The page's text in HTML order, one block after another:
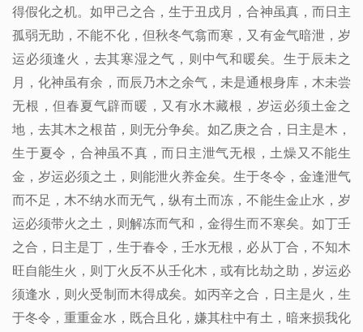
得假化之机。如甲己之合，生于丑戌月，合神虽真，而日主
孤弱无助，不能不化，但秋冬气翕而寒，又有金气暗泄，岁
运必须逢火，去其寒湿之气，则中气和暖矣。生于辰未之
月，化神虽有余，而辰乃木之余气，未是通根身库，木未尝
无根，但春夏气辟而暖，又有水木藏根，岁运必须土金之
地，去其木之根苗，则无分争矣。如乙庚之合，日主是木，
生于夏令，合神虽不真，而日主泄气无根，土燥又不能生
金，岁运必须之土，则能泄火养金矣。生于冬令，金逢泄气
而不足，木不纳水而无气，纵有土而冻，不能生金止水，岁
运必须带火之土，则解冻而气和，金得生而不寒矣。如丁壬
之合，日主是丁，生于春令，壬水无根，必从丁合，不知木
旺自能生火，则丁火反不从壬化木，或有比劫之助，岁运必
须逢水，则火受制而木得成矣。如丙辛之合，日主是火，生
于冬令，重重金水，既合且化，嫌其柱中有土，暗来损我化